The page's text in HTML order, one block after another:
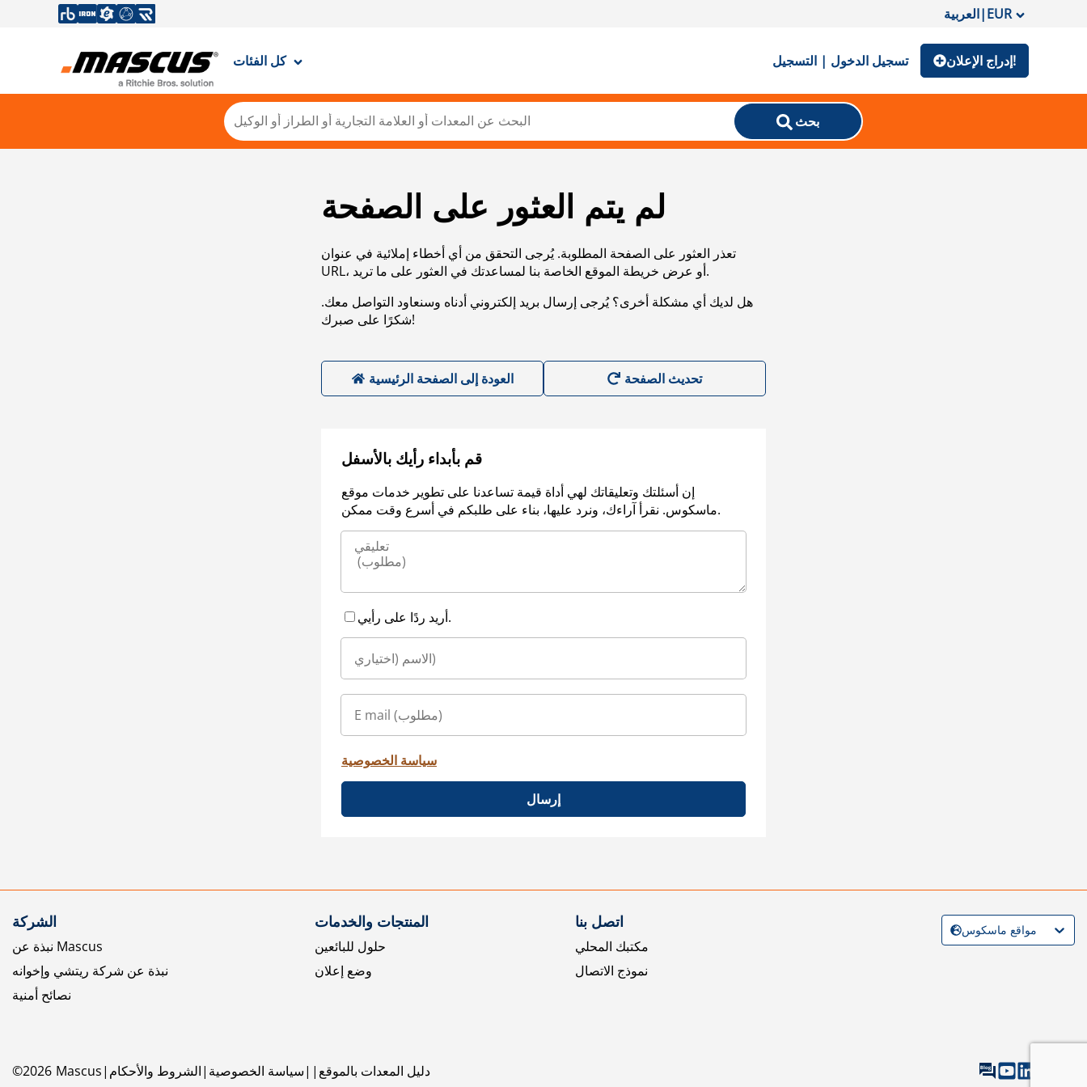
العربية|EUR
كل الفئات تسجيل الدخول | التسجيل إدراج الإعلان!
بحث
لم يتم العثور على الصفحة
تعذر العثور على الصفحة المطلوبة. يُرجى التحقق من أي أخطاء إملائية في عنوان
URL، أو عرض خريطة الموقع الخاصة بنا لمساعدتك في العثور على ما تريد.
هل لديك أي مشكلة أخرى؟ يُرجى إرسال بريد إلكتروني أدناه وسنعاود التواصل معك.
شكرًا على صبرك!
العودة إلى الصفحة الرئيسية
قم بأبداء رأيك بالأسفل
إن أسئلتك وتعليقاتك لهي أداة قيمة تساعدنا على تطوير خدمات موقع
ماسكوس. نقرأ آراءك، ونرد عليها، بناء على طلبكم في أسرع وقت ممكن.
أريد ردًا على رأيي.
سياسة الخصوصية
إرسال
الشركة
نبذة عن Mascus
نبذة عن شركة ريتشي وإخوانه
نصائح أمنية
المنتجات والخدمات
حلول للبائعين
وضع إعلان
اتصل بنا
مكتبك المحلي
نموذج الاتصال
©2026 Mascus الشروط والأحكام سياسة الخصوصية دليل المعدات بالموقع
مواقع ماسكوس